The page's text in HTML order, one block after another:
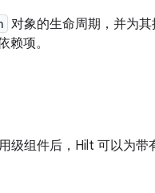
对象的生命周期，并为
赖项。
级组件后，Hilt 可以为带